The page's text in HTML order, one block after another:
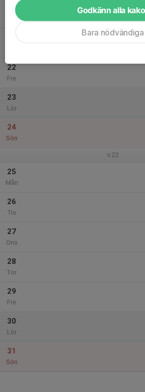
20
Ons
22
Fre
23
Lör
24
Sön
v.22
25
Mån
26
Tis
27
Ons
28
Tor
29
Fre
30
Lör
31
Sön
Godkänn alla
Bara nödvändiga